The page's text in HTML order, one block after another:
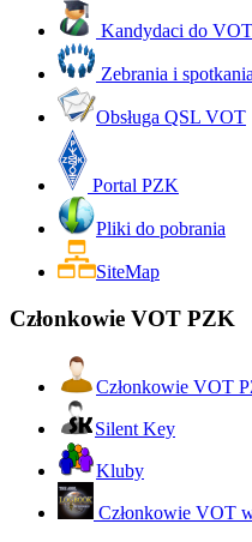
Kandydaci do VOT
Zebrania i spotkania
Obsługa QSL VOT
Portal PZK
Pliki do pobrania
SiteMap
Członkowie VOT PZK
Członkowie VOT
Silent Key
Kluby
Członkowie VOT